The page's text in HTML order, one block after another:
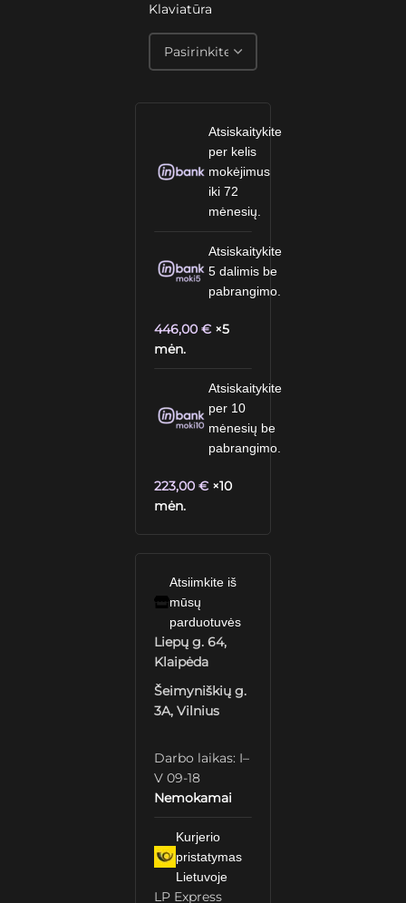
Klaviatūra
Atsiskaitykite
per kelis
mokėjimus
iki 72
mėnesių.
Atsiskaitykite
5 dalimis be
pabrangimo.
446,00€ ×5
mėn.
Atsiskaitykite
per 10
mėnesių be
pabrangimo.
223,00€ ×10
mėn.
Atsiimkite iš
mūsų
parduotuvės
Liepų g. 64,
Klaipėda
Šeimyniškių g.
3A, Vilnius
Darbo laikas: I–
V 09-18
Nemokamai
Kurjerio
pristatymas
Lietuvoje
LP Express